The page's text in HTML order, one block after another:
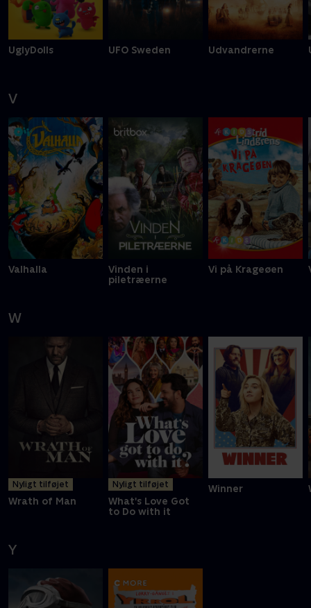
UglyDolls UFO Sweden Udvandrerne
V
Valhalla
Vinden i
piletræerne
Vi på Krageøen
W
Nyligt tilføjet
Wrath of Man
Nyligt tilføjet
What's Love Got
to Do with it
Winner
Y